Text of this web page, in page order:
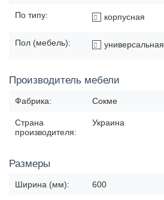
По типу: корпусная
Пол (мебель): универсальная
Производитель мебели
Фабрика: Сокме
Страна
производителя:
Украина
Размеры
Ширина (мм): 600